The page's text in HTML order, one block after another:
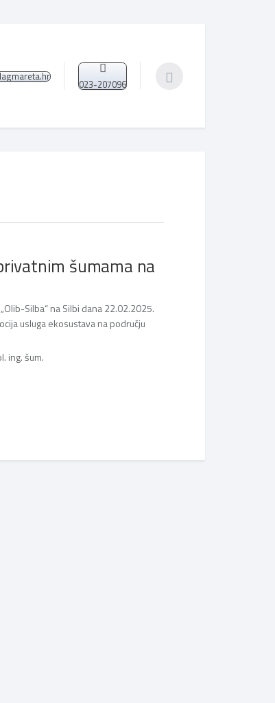
023-207096
šumama na
Silba“ na Silbi dana 22.02.2025.
usluga ekosustava na području
ing. šum.